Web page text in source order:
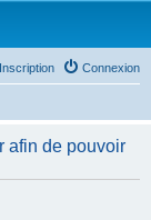
Connexion
Inscription
afin de pouvoir